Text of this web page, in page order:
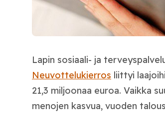
Lapin sosiaali- ja
Neuvottelukierros liittyi
21,3 miljoonaa euroa. Vaikka
menojen kasvua, vuoden